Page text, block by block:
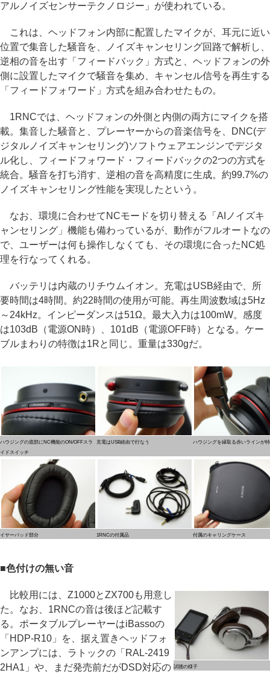
アルノイズセンサーテクノロジー」が使われている。
これは、ヘッドフォン内部に配置したマイクが、耳元に近い
位置で集音した騒音を、ノイズキャンセリング回路で解析し、
逆相の音を出す「フィードバック」方式と、ヘッドフォンの外
側に設置したマイクで騒音を集め、キャンセル信号を再生する
「フィードフォワード」方式を組み合わせたもの。
1RNCでは、ヘッドフォンの外側と内側の両方にマイクを搭
載。集音した騒音と、プレーヤーからの音楽信号を、DNC(デ
ジタルノイズキャンセリング)ソフトウェアエンジンでデジタ
ル化し、フィードフォワード・フィードバックの2つの方式を
統合。騒音を打ち消す、逆相の音を高精度に生成。約99.7%の
ノイズキャンセリング性能を実現したという。
なお、環境に合わせてNCモードを切り替える「AIノイズキ
ャンセリング」機能も備わっているが、動作がフルオートなの
で、ユーザーは何も操作しなくても、その環境に合ったNC処
理を行なってくれる。
バッテリは内蔵のリチウムイオン。充電はUSB経由で、所
要時間は4時間。約22時間の使用が可能。再生周波数域は5Hz
～24kHz。インピーダンスは51Ω。最大入力は100mW。感度
は103dB（電源ON時）、101dB（電源OFF時）となる。ケー
ブルまわりの特徴は1Rと同じ。重量は330gだ。
ハウジングの底部にNC機能のON/OFFスラ
イドスイッチ
充電はUSB経由で行なう ハウジングを縁取る赤いラインが
イヤーパッド部分 1RNCの付属品 付属のキャリングケース
■色付けの無い音
試聴の様子
比較用には、Z1000とZX700も用意し
た。なお、1RNCの音は後ほど記載す
る。ポータブルプレーヤーはiBassoの
「HDP-R10」を、据え置きヘッドフォ
ンアンプには、ラトックの「RAL-2419
2HA1」や、まだ発売前だがDSD対応の